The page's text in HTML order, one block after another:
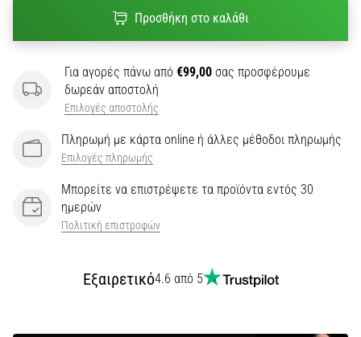
Προσθήκη στο καλάθι
Για αγορές πάνω από €99,00 σας προσφέρουμε
δωρεάν αποστολή
Επιλογές αποστολής
Πληρωμή με κάρτα online ή άλλες μέθοδοι πληρωμής
Επιλογές πληρωμής
Μπορείτε να επιστρέψετε τα προϊόντα εντός 30
ημερών
Πολιτική επιστροφών
Εξαιρετικό4.6 από 5